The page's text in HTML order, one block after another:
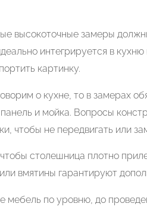
высокоточные замеры
интегрируется в
картинку.
о кухне, то в замерах
и мойка. Вопросы
чтобы не передвигать или
столешница плотно
вмятины гарантируют
мебель по уровню, до